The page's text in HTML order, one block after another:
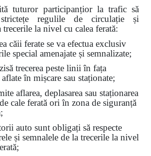
tuturor participanțior la trafic să
regulile de circulație și
trecerile la nivel cu calea ferată:
căii ferate se va efectua exclusiv
special amenajate și semnalizate;
trecerea peste linii în fața
în mișcare sau staționate;
aflarea, deplasarea sau staționarea
cale ferată ori în zona de siguranță
auto sunt obligați să respecte
și semnalele de la trecerile la nivel